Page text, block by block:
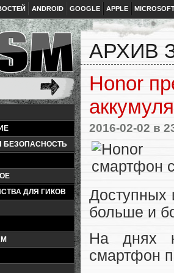
ANDROID GOOGLE APPLE
БЕЗОПАСНОСТЬ
ДЛЯ ГИКОВ
АРХИВ
Honor
2016-02-02 в
Доступных
больше и
На днях
смартфон